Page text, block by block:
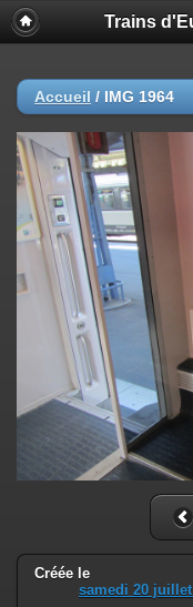
Trains
Accueil / IMG 1964
Créée le
samedi 20 juillet